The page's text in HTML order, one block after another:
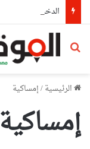
بحث عن
الرئيسية/إمساكية
إمساكية